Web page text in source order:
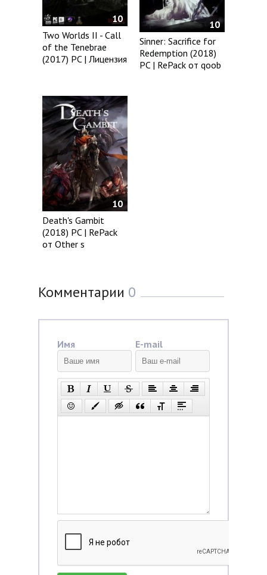
10
Two Worlds II - Call
of the Tenebrae
(2017) PC | Лицензия
10
Sinner: Sacrifice for
Redemption (2018)
PC | RePack от qoob
10
Death's Gambit
(2018) PC | RePack
от Other s
Комментарии 0
Имя E-mail